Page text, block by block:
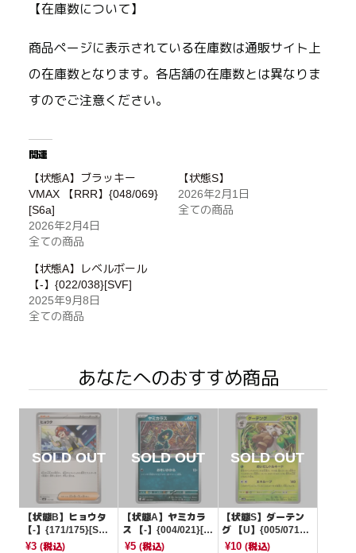
【在庫数について】
商品ページに表示されている在庫数は通販サイト上
の在庫数となります。各店舗の在庫数とは異なりま
すのでご注意ください。
関連
【状態A】ブラッキー
VMAX 【RRR】{048/069}
[S6a]
2026年2月4日
全ての商品
【状態S】
2026年2月1日
全ての商品
【状態A】レベルボール
【-】{022/038}[SVF]
2025年9月8日
全ての商品
あなたへのおすすめ商品
【状態B】ヒョウタ
【-】{171/175}[SV
M]
¥3 (税込)
【状態A】ヤミカラ
ス 【-】{004/021}[M
BG]
¥5(税込)
【状態S】ダーテン
グ 【U】{005/071}
[SV5M]
¥10 (税込)